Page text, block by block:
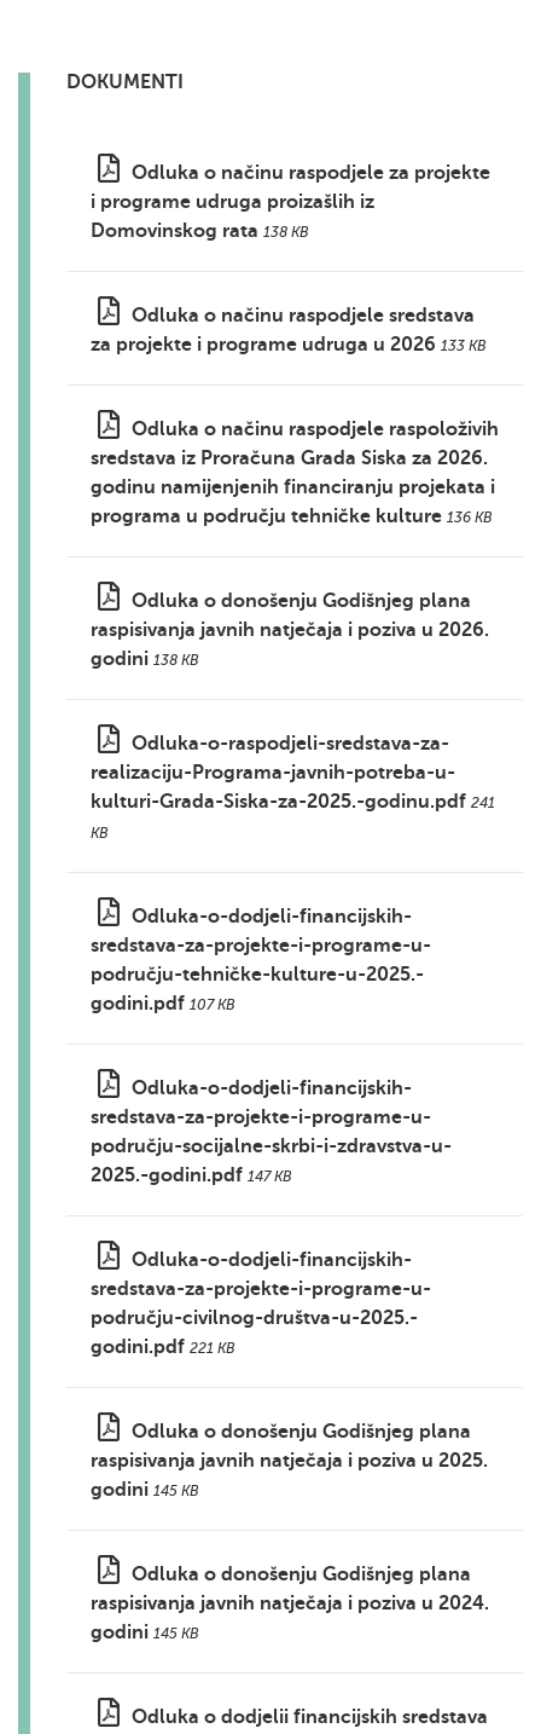
DOKUMENTI
Odluka o načinu raspodjele za projekte
i programe udruga proizašlih iz
Domovinskog rata 138 KB
Odluka o načinu raspodjele sredstava
za projekte i programe udruga u 2026 133 KB
Odluka o načinu raspodjele raspoloživih
sredstava iz Proračuna Grada Siska za 2026.
godinu namijenjenih financiranju projekata i
programa u području tehničke kulture 136 KB
Odluka o donošenju Godišnjeg plana
raspisivanja javnih natječaja i poziva u 2026.
godini 138 KB
Odluka-o-raspodjeli-sredstava-za-
realizaciju-Programa-javnih-potreba-u-
kulturi-Grada-Siska-za-2025.-godinu.pdf 241
KB
Odluka-o-dodjeli-financijskih-
sredstava-za-projekte-i-programe-u-
području-tehničke-kulture-u-2025.-
godini.pdf 107 KB
Odluka-o-dodjeli-financijskih-
sredstava-za-projekte-i-programe-u-
području-socijalne-skrbi-i-zdravstva-u-
2025.-godini.pdf 147 KB
Odluka-o-dodjeli-financijskih-
sredstava-za-projekte-i-programe-u-
području-civilnog-društva-u-2025.-
godini.pdf 221 KB
Odluka o donošenju Godišnjeg plana
raspisivanja javnih natječaja i poziva u 2025.
godini 145 KB
Odluka o donošenju Godišnjeg plana
raspisivanja javnih natječaja i poziva u 2024.
godini 145 KB
Odluka o dodjelii financijskih sredstava